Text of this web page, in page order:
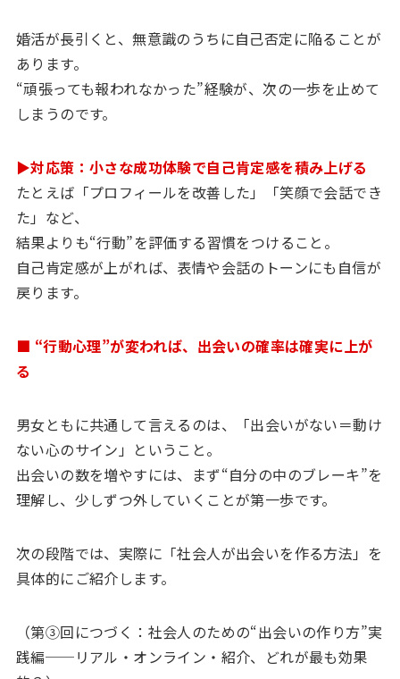
婚活が長引くと、無意識のうちに自己否定に陥ることが
あります。
“頑張っても報われなかった”経験が、次の一歩を止めて
しまうのです。
▶対応策：小さな成功体験で自己肯定感を積み上げる
たとえば「プロフィールを改善した」「笑顔で会話でき
た」など、
結果よりも“行動”を評価する習慣をつけること。
自己肯定感が上がれば、表情や会話のトーンにも自信が
戻ります。
■ “行動心理”が変われば、出会いの確率は確実に上が
る
男女ともに共通して言えるのは、「出会いがない＝動け
ない心のサイン」ということ。
出会いの数を増やすには、まず“自分の中のブレーキ”を
理解し、少しずつ外していくことが第一歩です。
次の段階では、実際に「社会人が出会いを作る方法」を
具体的にご紹介します。
（第③回につづく：社会人のための“出会いの作り方”実
践編──リアル・オンライン・紹介、どれが最も効果